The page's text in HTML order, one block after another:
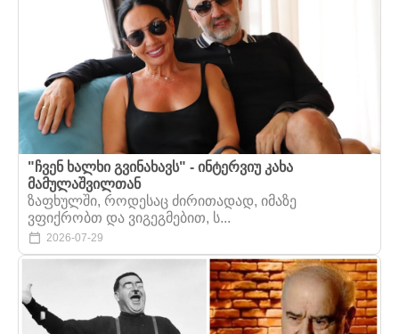
"ჩვენ ხალხი გვინახავს" - ინტერვიუ კახა
მამულაშვილთან
ზაფხულში, როდესაც ძირითადად, იმაზე
ვფიქრობთ და ვიგეგმებით, ს...
2026-07-29